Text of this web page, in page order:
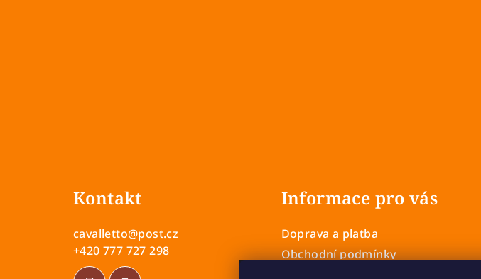
Kontakt
cavalletto@post.cz
+420 777 727 298
Informace pro vás
Doprava a platba
Obchodní podmínky